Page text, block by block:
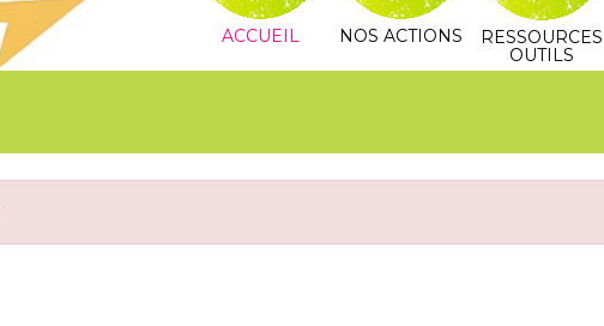
ACCUEIL NOS ACTIONS
RESSOURCES
OUTILS